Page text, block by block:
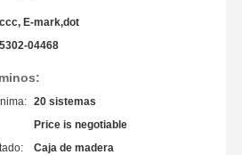
ccc, E-mark,dot
5302-04468
20 sistemas
Price is negotiable
Caja de madera